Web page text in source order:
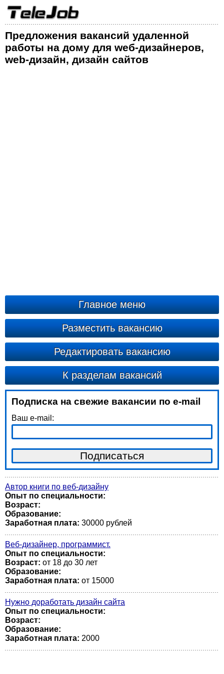
Предложения вакансий удаленной
работы на дому для wеб-дизайнеров,
web-дизайн, дизайн сайтов
Главное меню
Разместить вакансию
Редактировать вакансию
К разделам вакансий
Подписка на свежие вакансии по e-mail
Ваш e-mail:
Автор книги по веб-дизайну
Опыт по специальности:
Возраст:
Образование:
Заработная плата: 30000 рублей
Веб-дизайнер, программист.
Опыт по специальности:
Возраст: от 18 до 30 лет
Образование:
Заработная плата: от 15000
Нужно доработать дизайн сайта
Опыт по специальности:
Возраст:
Образование:
Заработная плата: 2000